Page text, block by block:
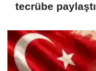
tecrübe paylaştı